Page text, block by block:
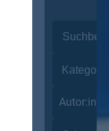
Autor:innen